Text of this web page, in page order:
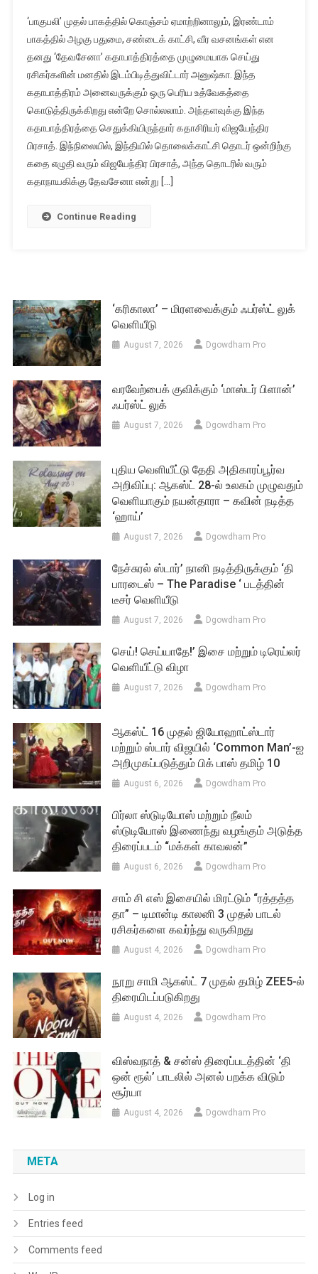
‘பாகுபலி’ முதல் பாகத்தில் கொஞ்சம் ஏமாற்றினாலும், இரண்டாம்
பாகத்தில் அழகு பதுமை, சண்டைக் காட்சி, வீர வசனங்கள் என
தனது ‘தேவசேனா’ கதாபாத்திரத்தை முழுமையாக செய்து
ரசிகர்களின் மனதில் இடம்பிடித்துவிட்டார் அனுஷ்கா. இந்த
கதாபாத்திரம் அனைவருக்கும் ஒரு பெரிய உத்வேகத்தை
கொடுத்திருக்கிறது என்றே சொல்லலாம். அந்தளவுக்கு இந்த
கதாபாத்திரத்தை செதுக்கியிருந்தார் கதாசிரியர் விஜயேந்திர
பிரசாத். இந்நிலையில், இந்தியில் தொலைக்காட்சி தொடர் ஒன்றிற்கு
கதை எழுதி வரும் விஜயேந்திர பிரசாத், அந்த தொடரில் வரும்
கதாநாயகிக்கு தேவசேனா என்று […]
Continue Reading
‘கரிகாலா’ – மிரளவைக்கும் ஃபர்ஸ்ட் லுக்
வெளியீடு
August 7, 2026 Dgowdham Pro
வரவேற்பைக் குவிக்கும் ‘மாஸ்டர் பிளான்’
ஃபர்ஸ்ட் லுக்
August 7, 2026 Dgowdham Pro
புதிய வெளியீட்டு தேதி அதிகாரப்பூர்வ
அறிவிப்பு: ஆகஸ்ட் 28-ல் உலகம் முழுவதும்
வெளியாகும் நயன்தாரா – கவின் நடித்த
‘ஹாய்’
August 7, 2026 Dgowdham Pro
நேச்சுரல் ஸ்டார்’ நானி நடித்திருக்கும் ‘தி
பாரடைஸ் – The Paradise ‘ படத்தின்
டீசர் வெளியீடு
August 7, 2026 Dgowdham Pro
செய்! செய்யாதே!’ இசை மற்றும் டிரெய்லர்
வெளியீட்டு விழா
August 7, 2026 Dgowdham Pro
ஆகஸ்ட் 16 முதல் ஜியோஹாட்ஸ்டார்
மற்றும் ஸ்டார் விஜயில் ‘Common Man’-ஐ
அறிமுகப்படுத்தும் பிக் பாஸ் தமிழ் 10
August 6, 2026 Dgowdham Pro
பிர்லா ஸ்டுடியோஸ் மற்றும் நீலம்
ஸ்டுடியோஸ் இணைந்து வழங்கும் அடுத்த
திரைப்படம் “மக்கள் காவலன்”
August 6, 2026 Dgowdham Pro
சாம் சி எஸ் இசையில் மிரட்டும் “ரத்தத்த
தா” – டிமான்டி காலனி 3 முதல் பாடல்
ரசிகர்களை கவர்ந்து வருகிறது
August 4, 2026 Dgowdham Pro
நூறு சாமி ஆகஸ்ட் 7 முதல் தமிழ் ZEE5-ல்
திரையிடப்படுகிறது
August 4, 2026 Dgowdham Pro
விஸ்வநாத் & சன்ஸ் திரைப்படத்தின் ‘தி
ஒன் ரூல்’ பாடலில் அனல் பறக்க விடும்
சூர்யா
August 4, 2026 Dgowdham Pro
META
Log in
Entries feed
Comments feed